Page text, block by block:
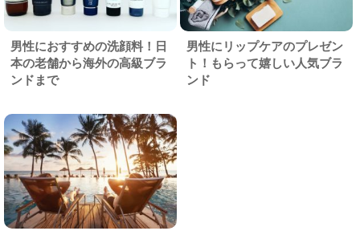
男性におすすめの洗顔料！日
本の老舗から海外の高級ブラ
ンドまで
男性にリップケアのプレゼン
ト！もらって嬉しい人気ブラ
ンド